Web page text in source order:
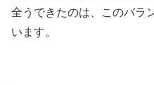
全うできたのは、このバラ
います。